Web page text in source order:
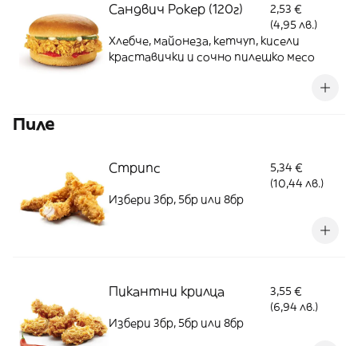
Сандвич Рокер (120г)
2,53 €
(4,95 лв.)
Хлебче, майонеза, кетчуп, кисели
краставички и сочно пилешко месо
Пиле
Стрипс
5,34 €
(10,44 лв.)
Избери 3бр, 5бр или 8бр
Пикантни крилца
3,55 €
(6,94 лв.)
Избери 3бр, 5бр или 8бр